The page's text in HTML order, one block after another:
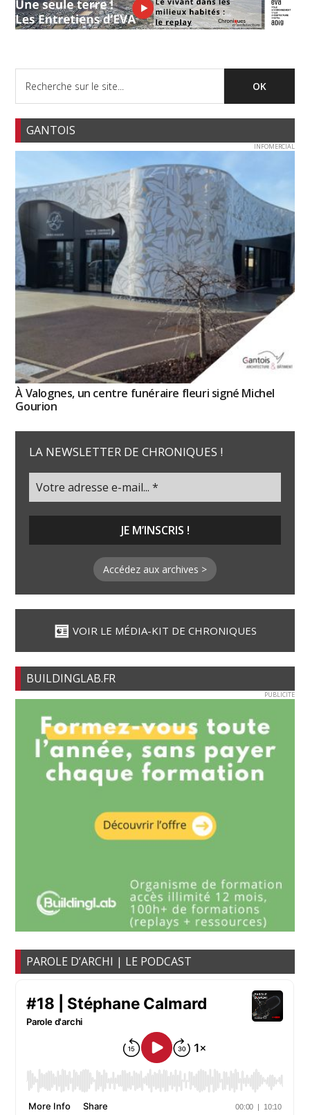
GANTOIS
INFOMERCIAL
À Valognes, un centre funéraire fleuri signé Michel
Gourion
LA NEWSLETTER DE CHRONIQUES !
Accédez aux archives >
VOIR LE MÉDIA-KIT DE CHRONIQUES
BUILDINGLAB.FR
PUBLICITE
PAROLE D’ARCHI | LE PODCAST